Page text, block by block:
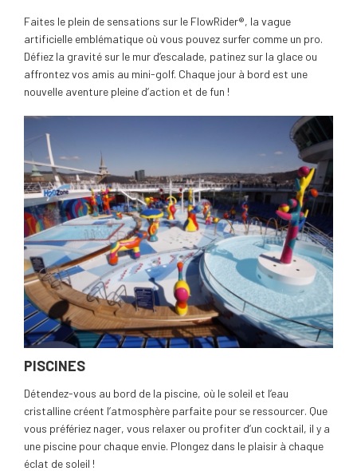
Faites le plein de sensations sur le FlowRider®, la vague
artificielle emblématique où vous pouvez surfer comme un pro.
Défiez la gravité sur le mur d’escalade, patinez sur la glace ou
affrontez vos amis au mini-golf. Chaque jour à bord est une
nouvelle aventure pleine d’action et de fun !
PISCINES
Détendez-vous au bord de la piscine, où le soleil et l’eau
cristalline créent l’atmosphère parfaite pour se ressourcer. Que
vous préfériez nager, vous relaxer ou profiter d’un cocktail, il y a
une piscine pour chaque envie. Plongez dans le plaisir à chaque
éclat de soleil !